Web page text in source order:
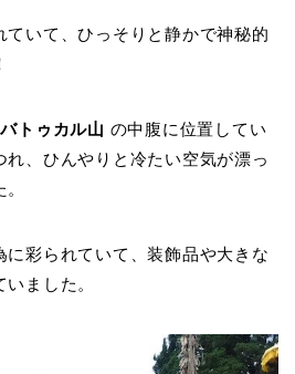
ていて、ひっそりと静かで神秘的
バトゥカル山 の中腹に位置してい
れ、ひんやりと冷たい空気が漂っ
に彩られていて、装飾品や大きな
ました。